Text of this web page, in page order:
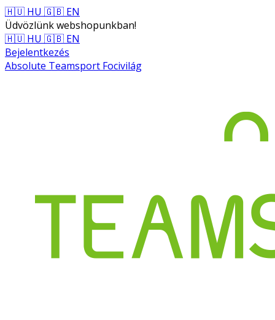
🇭🇺 HU 🇬🇧 EN
Üdvözlünk webshopunkban!
🇭🇺 HU 🇬🇧 EN
Bejelentkezés
Absolute Teamsport Focivilág